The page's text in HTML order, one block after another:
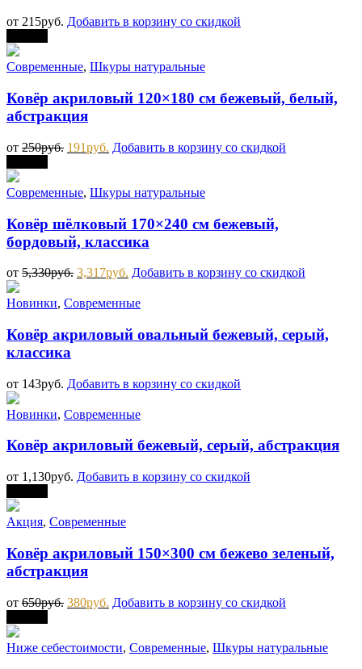
от 215руб. Добавить в корзину со скидкой
Современные, Шкуры натуральные
Ковёр акриловый 120×180 см бежевый, белый,
абстракция
от 250руб. 191руб. Добавить в корзину со скидкой
Современные, Шкуры натуральные
Ковёр шёлковый 170×240 см бежевый,
бордовый, классика
от 5,330руб. 3,317руб. Добавить в корзину со скидкой
Новинки, Современные
Ковёр акриловый овальный бежевый, серый,
классика
от 143руб. Добавить в корзину со скидкой
Новинки, Современные
Ковёр акриловый бежевый, серый, абстракция
от 1,130руб. Добавить в корзину со скидкой
Акция, Современные
Ковёр акриловый 150×300 см бежево зеленый,
абстракция
от 650руб. 380руб. Добавить в корзину со скидкой
Ниже себестоимости, Современные, Шкуры натуральные